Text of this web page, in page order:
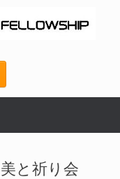
と祈り会